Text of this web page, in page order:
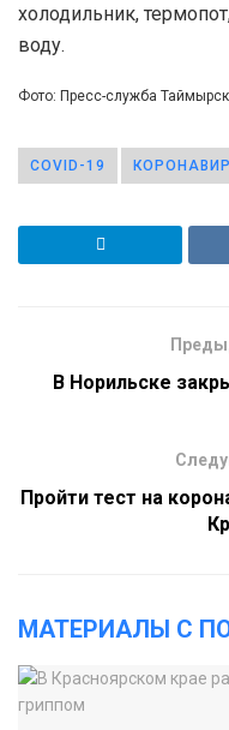
холодильник,
воду.
Фото: Пресс-служба
COVID-19
В Норильске
Пройти тест на
МАТЕРИАЛЫ С